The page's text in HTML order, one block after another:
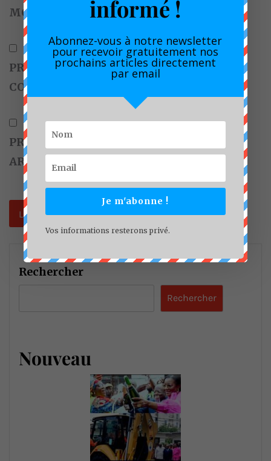
MON PROCHAIN COMMENTAIRE.
PRÉVENEZ-MOI DE TOUS LES NOUVEAUX
COMMENTAIRES PAR E-MAIL.
PRÉVENEZ-MOI DE TOUS LES NOUVEAUX
ARTICLES PAR E-MAIL.
Rechercher
Rechercher
Nouveau
informé !
Abonnez-vous à notre newsletter
pour recevoir gratuitement nos
prochains articles directement
par email
Je m'abonne !
Vos informations resterons privé.